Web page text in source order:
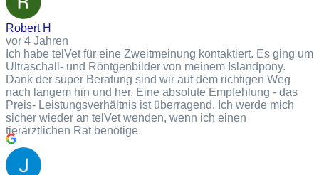
Robert H
vor 4 Jahren
Ich habe telVet für eine Zweitmeinung kontaktiert. Es ging um
Ultraschall- und Röntgenbilder von meinem Islandpony.
Dank der super Beratung sind wir auf dem richtigen Weg
nach langem hin und her. Eine absolute Empfehlung - das
Preis- Leistungsverhältnis ist überragend. Ich werde mich
sicher wieder an telVet wenden, wenn ich einen
tierärztlichen Rat benötige.